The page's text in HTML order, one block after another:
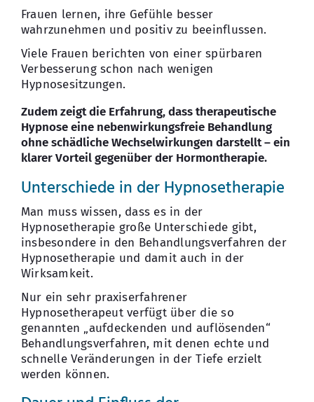
Frauen lernen, ihre Gefühle besser
wahrzunehmen und positiv zu beeinflussen.
Viele Frauen berichten von einer spürbaren
Verbesserung schon nach wenigen
Hypnosesitzungen.
Zudem zeigt die Erfahrung, dass therapeutische
Hypnose eine nebenwirkungsfreie Behandlung
ohne schädliche Wechselwirkungen darstellt – ein
klarer Vorteil gegenüber der Hormontherapie.
Unterschiede in der Hypnosetherapie
Man muss wissen, dass es in der
Hypnosetherapie große Unterschiede gibt,
insbesondere in den Behandlungsverfahren der
Hypnosetherapie und damit auch in der
Wirksamkeit.
Nur ein sehr praxiserfahrener
Hypnosetherapeut verfügt über die so
genannten „aufdeckenden und auflösenden“
Behandlungsverfahren, mit denen echte und
schnelle Veränderungen in der Tiefe erzielt
werden können.